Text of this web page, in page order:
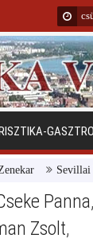
Sevillai
Panna,
Zsolt,